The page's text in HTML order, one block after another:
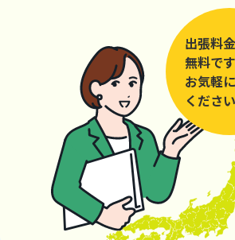
出張料
無料で
お気軽
くださ